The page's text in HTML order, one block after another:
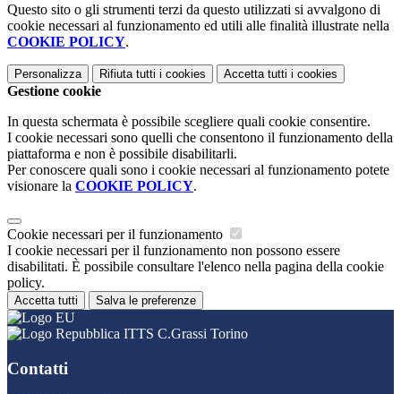
Questo sito o gli strumenti terzi da questo utilizzati si avvalgono di
cookie necessari al funzionamento ed utili alle finalità illustrate nella
COOKIE POLICY.
Personalizza Rifiuta tutti i cookies Accetta tutti i cookies
Gestione cookie
In questa schermata è possibile scegliere quali cookie consentire.
I cookie necessari sono quelli che consentono il funzionamento della
piattaforma e non è possibile disabilitarli.
Per conoscere quali sono i cookie necessari al funzionamento potete
visionare la COOKIE POLICY.
Cookie necessari per il funzionamento
I cookie necessari per il funzionamento non possono essere
disabilitati. È possibile consultare l'elenco nella pagina della cookie
policy.
Accetta tutti Salva le preferenze
ITTS C.Grassi Torino
Contatti